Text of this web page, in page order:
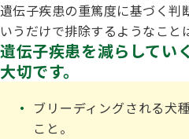
遺伝子疾患の重篤度に基づく判
いうだけで排除するようなこと
遺伝子疾患を減らしてい
大切です。
ブリーディングされる犬
こと。